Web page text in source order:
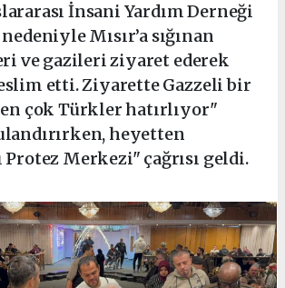
İnsani Yardım Derneği
Mısır’a sığınan
ve gazileri ziyaret ederek
etti. Ziyarette Gazzeli bir
çok Türkler hatırlıyor"
heyetten
Protez Merkezi" çağrısı geldi.